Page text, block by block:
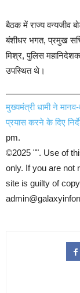
बैठक में राज्य वन्यजीव
बंशीधर भगत, प्रमुख
मिश्र, पुलिस
उपस्थित थे।
मुख्यमंत्री धामी ने
प्रयास करने के दिए
pm.
©2025 "". Use of
only. If you are not
site is guilty of